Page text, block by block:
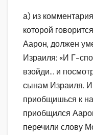
а) из
которой
Аарон, должен
Израиля: «И Г-
взойди… и
сынам Израиля. И
приобщишься к
приобщился
перечили слову